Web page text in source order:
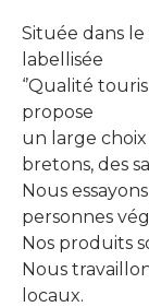
Située dans
labellisée
‘’Qualité
propose
un large
bretons, des
Nous
personnes
Nos produits
Nous
locaux.